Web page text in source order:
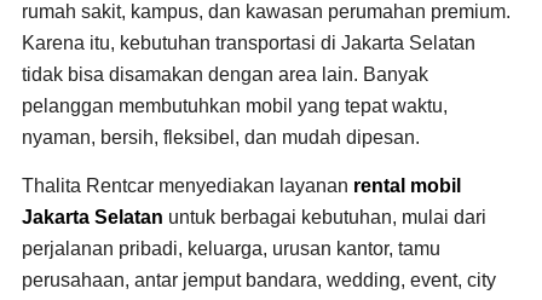
rumah sakit, kampus, dan kawasan perumahan premium.
Karena itu, kebutuhan transportasi di Jakarta Selatan
tidak bisa disamakan dengan area lain. Banyak
pelanggan membutuhkan mobil yang tepat waktu,
nyaman, bersih, fleksibel, dan mudah dipesan.
Thalita Rentcar menyediakan layanan rental mobil
Jakarta Selatan untuk berbagai kebutuhan, mulai dari
perjalanan pribadi, keluarga, urusan kantor, tamu
perusahaan, antar jemput bandara, wedding, event, city